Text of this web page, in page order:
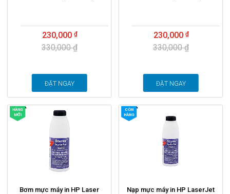
230,000
330,000 ₫
ĐẶT NGAY
230,000
330,000 ₫
ĐẶT NGAY
HÀNG
MỚI
Bơm mực máy in HP Laser
CÒN
HÀNG
Nạp mực máy in HP LaserJet